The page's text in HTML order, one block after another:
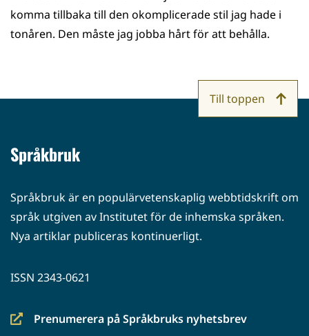
komma tillbaka till den okomplicerade stil jag hade i
tonåren. Den måste jag jobba hårt för att behålla.
Språkbruk
Språkbruk är en populärvetenskaplig webbtidskrift om
språk utgiven av Institutet för de inhemska språken.
Nya artiklar publiceras kontinuerligt.
ISSN 2343-0621
Prenumerera på Språkbruks nyhetsbrev
(siirryt
Till toppen